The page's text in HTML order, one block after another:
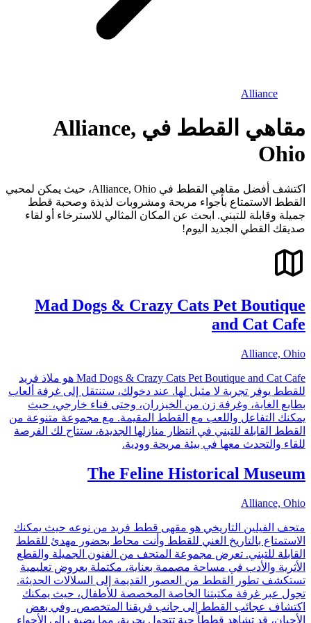
Alliance
مقاهي القطط في Alliance,
Ohio
اكتشف أفضل مقاهي القطط في Alliance, Ohio، حيث يمكن لمحبي
القطط الاستمتاع بأجواء مريحة ومشروبات لذيذة وصحبة قطط
جميلة وقابلة للتبني. ابحث عن المكان المثالي للاسترخاء أو لقاء
صديقك القطي الجديد اليوم!
Mad Dogs & Crazy Cats Pet Boutique
and Cat Cafe
Alliance, Ohio
Mad Dogs & Crazy Cats Pet Boutique and Cat Cafe هو ملاذ فريد
للقطط يوفر تجربة لا مثيل لها. عند دخولك، ستنتقل إلى غرفة ألعاب
بطابع الغابة، وغرفة زن من الخيزران، وحتى فناء خارجي، حيث
يمكنك التفاعل واللعب مع القطط المقيمة. مع مجموعة متنوعة من
القطط القابلة للتبني في انتظار منازلها الجديدة، ستتاح لك الفرصة
للقاء والتحدث معها في بيئة مريحة وودية.
The Feline Historical Museum
Alliance, Ohio
متحف الفيلين التاريخي هو مقهى قطط فريد من نوعه حيث يمكنك
الاستمتاع بالتاريخ الغني للقطط وأنت محاط بحضور مهدئ للقطط
القابلة للتبني. تعرض مجموعة المتحف من الفنون الجميلة والقطع
الأثرية والأدب في مساحة مصممة بعناية، مكتملة بعروض تعليمية
تستكشف تطور القطط من العصور القديمة إلى السلالات الحديثة.
تجول عبر غرفة مكتبتنا الخاصة المخصصة للأطفال، حيث يمكنك
اكتشاف عجائب القطط إلى جانب فريقنا المتخصص. وفي بعض
الأحيان، قد تشاهد قططاً حية تتجول بحرية، مما يضيف إلى الأجواء